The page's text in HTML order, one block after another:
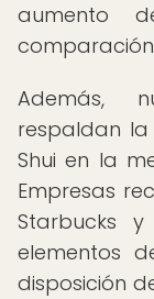
aumento
comparación
Además,
respaldan
Shui en la
Empresas
Starbucks
elementos
disposición